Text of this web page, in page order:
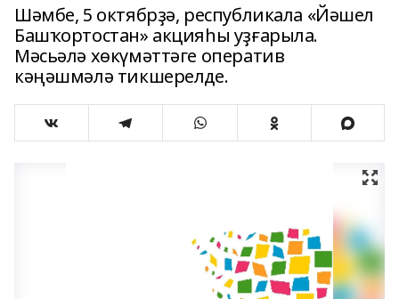
Шәмбе, 5 октябрҙә, республикала «Йәшел
Башҡортостан» акцияһы уҙғарыла.
Мәсьәлә хөкүмәттәге оператив
кәңәшмәлә тикшерелде.